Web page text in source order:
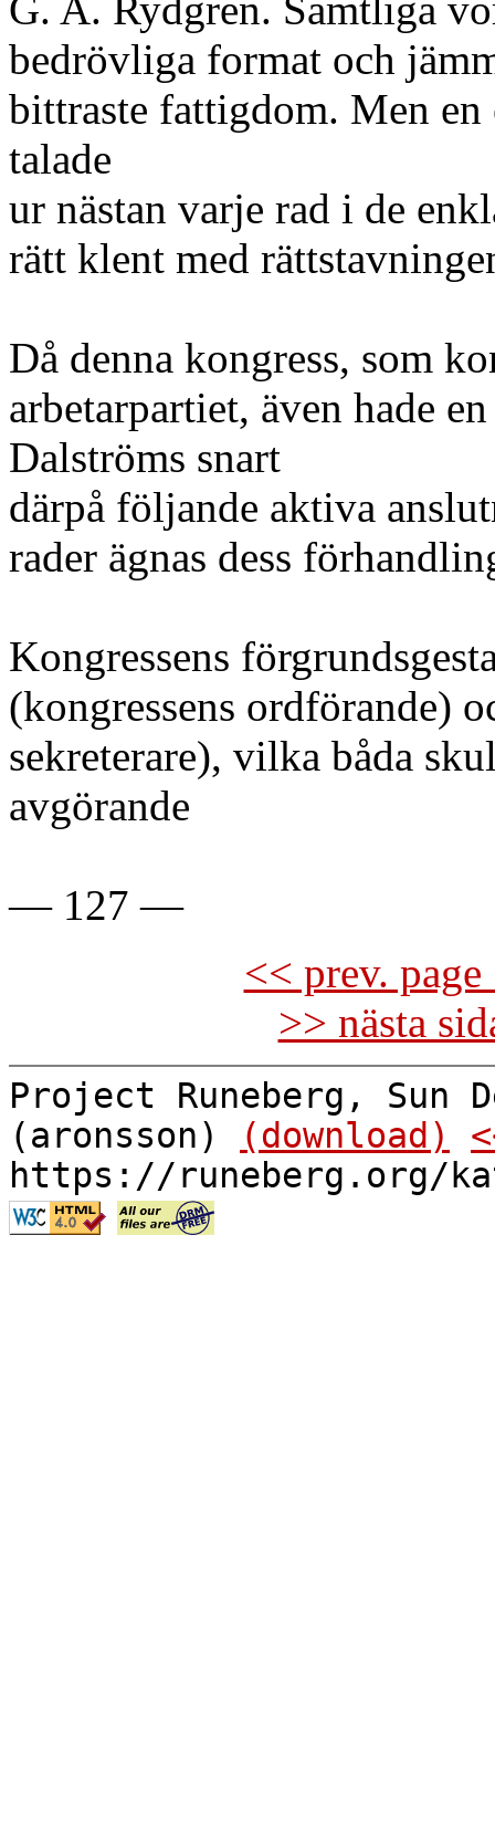
bedrövliga format och
bittraste fattigdom. Men
talade
ur nästan varje rad i de
rätt klent med
Då denna kongress, som
arbetarpartiet, även hade
Dalströms snart
därpå följande aktiva
rader ägnas dess
Kongressens
(kongressens ordförande)
sekreterare), vilka båda
avgörande
— 127 —
<< prev.
>> nästa
Project Runeberg, Sun
(aronsson)
(download)
https://runeberg.org/